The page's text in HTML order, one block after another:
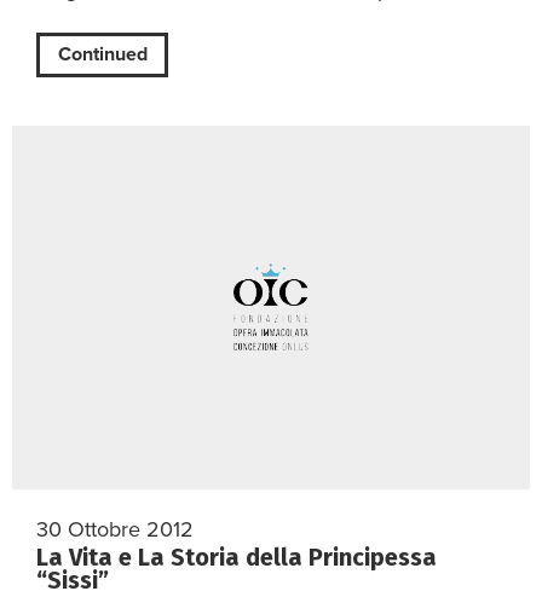
Continued
30 Ottobre 2012
La Vita e La Storia della Principessa
“Sissi”